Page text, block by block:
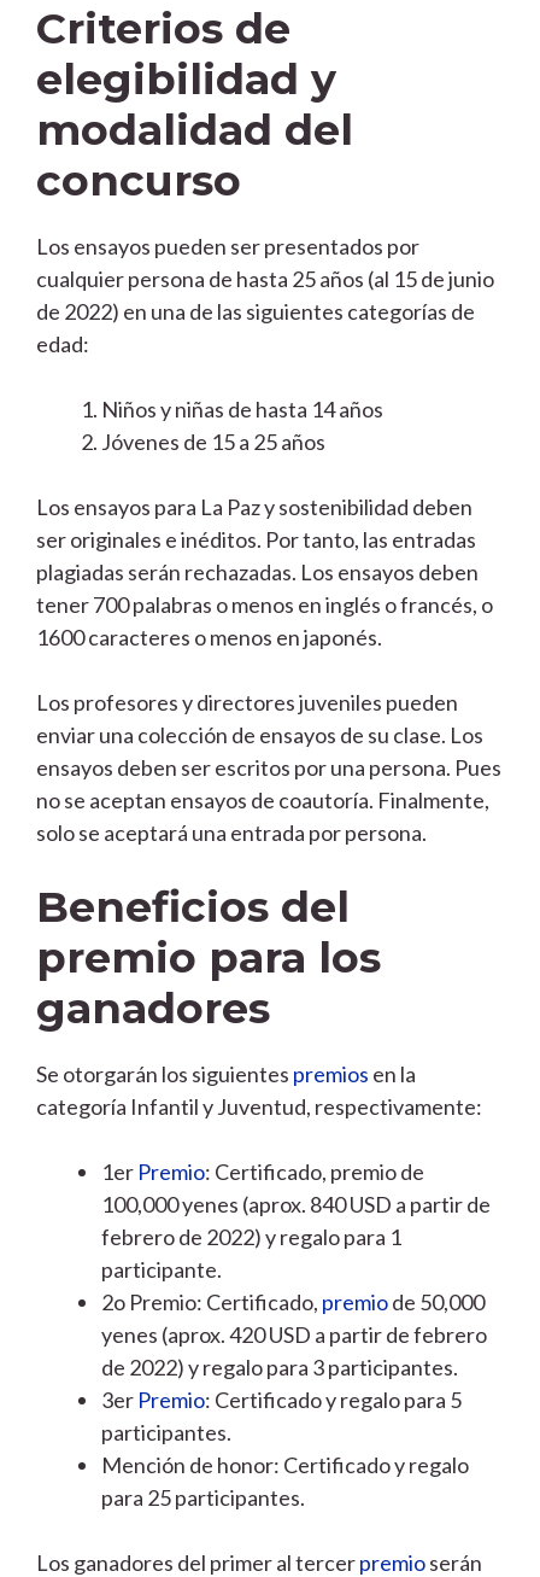
Criterios de
elegibilidad y
modalidad del
concurso
Los ensayos pueden ser presentados por
cualquier persona de hasta 25 años (al 15 de junio
de 2022) en una de las siguientes categorías de
edad:
Niños y niñas de hasta 14 años
Jóvenes de 15 a 25 años
Los ensayos para La Paz y sostenibilidad deben
ser originales e inéditos. Por tanto, las entradas
plagiadas serán rechazadas. Los ensayos deben
tener 700 palabras o menos en inglés o francés, o
1600 caracteres o menos en japonés.
Los profesores y directores juveniles pueden
enviar una colección de ensayos de su clase. Los
ensayos deben ser escritos por una persona. Pues
no se aceptan ensayos de coautoría. Finalmente,
solo se aceptará una entrada por persona.
Beneficios del
premio para los
ganadores
Se otorgarán los siguientes premios en la
categoría Infantil y Juventud, respectivamente:
1er Premio: Certificado, premio de
100,000 yenes (aprox. 840 USD a partir de
febrero de 2022) y regalo para 1
participante.
2o Premio: Certificado, premiode 50,000
yenes (aprox. 420 USD a partir de febrero
de 2022) y regalo para 3 participantes.
3er Premio: Certificado y regalo para 5
participantes.
Mención de honor: Certificado y regalo
para 25 participantes.
Los ganadores del primer al tercerpremioserán